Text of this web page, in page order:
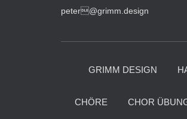
peter@grimm.design
GRIMM DESIGN
CHÖRE CHOR